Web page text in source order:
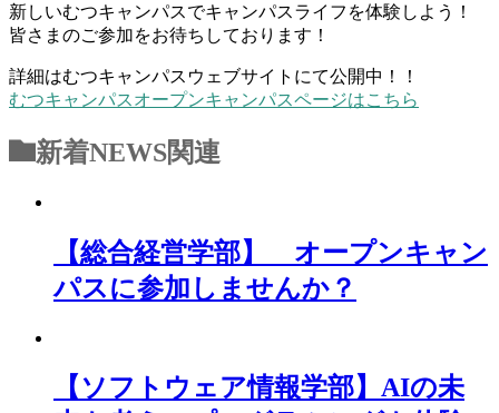
新しいむつキャンパスでキャンパスライフを体験しよう！
皆さまのご参加をお待ちしております！
詳細はむつキャンパスウェブサイトにて公開中！！
むつキャンパスオープンキャンパスページはこちら
新着NEWS関連
【総合経営学部】 オープンキャン
パスに参加しませんか？
【ソフトウェア情報学部】AIの未